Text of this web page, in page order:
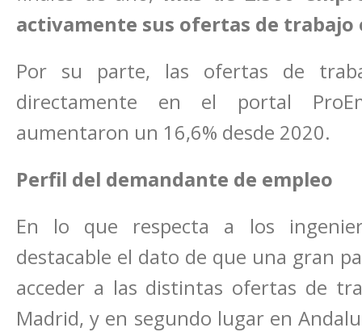
activamente sus ofertas de trabajo
Por su parte, las ofertas de
directamente en el portal
aumentaron un 16,6% desde 2020.
Perfil del demandante de empleo
En lo que respecta a los
destacable el dato de que una gran
acceder a las distintas ofertas de
Madrid, y en segundo lugar en